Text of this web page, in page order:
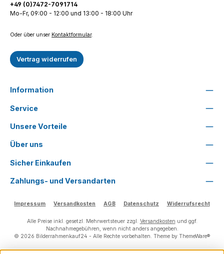
+49 (0)7472-7091714
Mo-Fr, 09:00 - 12:00 und 13:00 - 18:00 Uhr
Oder über unser Kontaktformular.
Vertrag widerrufen
Information
Service
Unsere Vorteile
Über uns
Sicher Einkaufen
Zahlungs- und Versandarten
Impressum Versandkosten AGB Datenschutz Widerrufsrecht
Alle Preise inkl. gesetzl. Mehrwertsteuer zzgl. Versandkosten und ggf.
Nachnahmegebühren, wenn nicht anders angegeben.
© 2026 Bilderrahmenkauf24 - Alle Rechte vorbehalten. Theme by ThemeWare®